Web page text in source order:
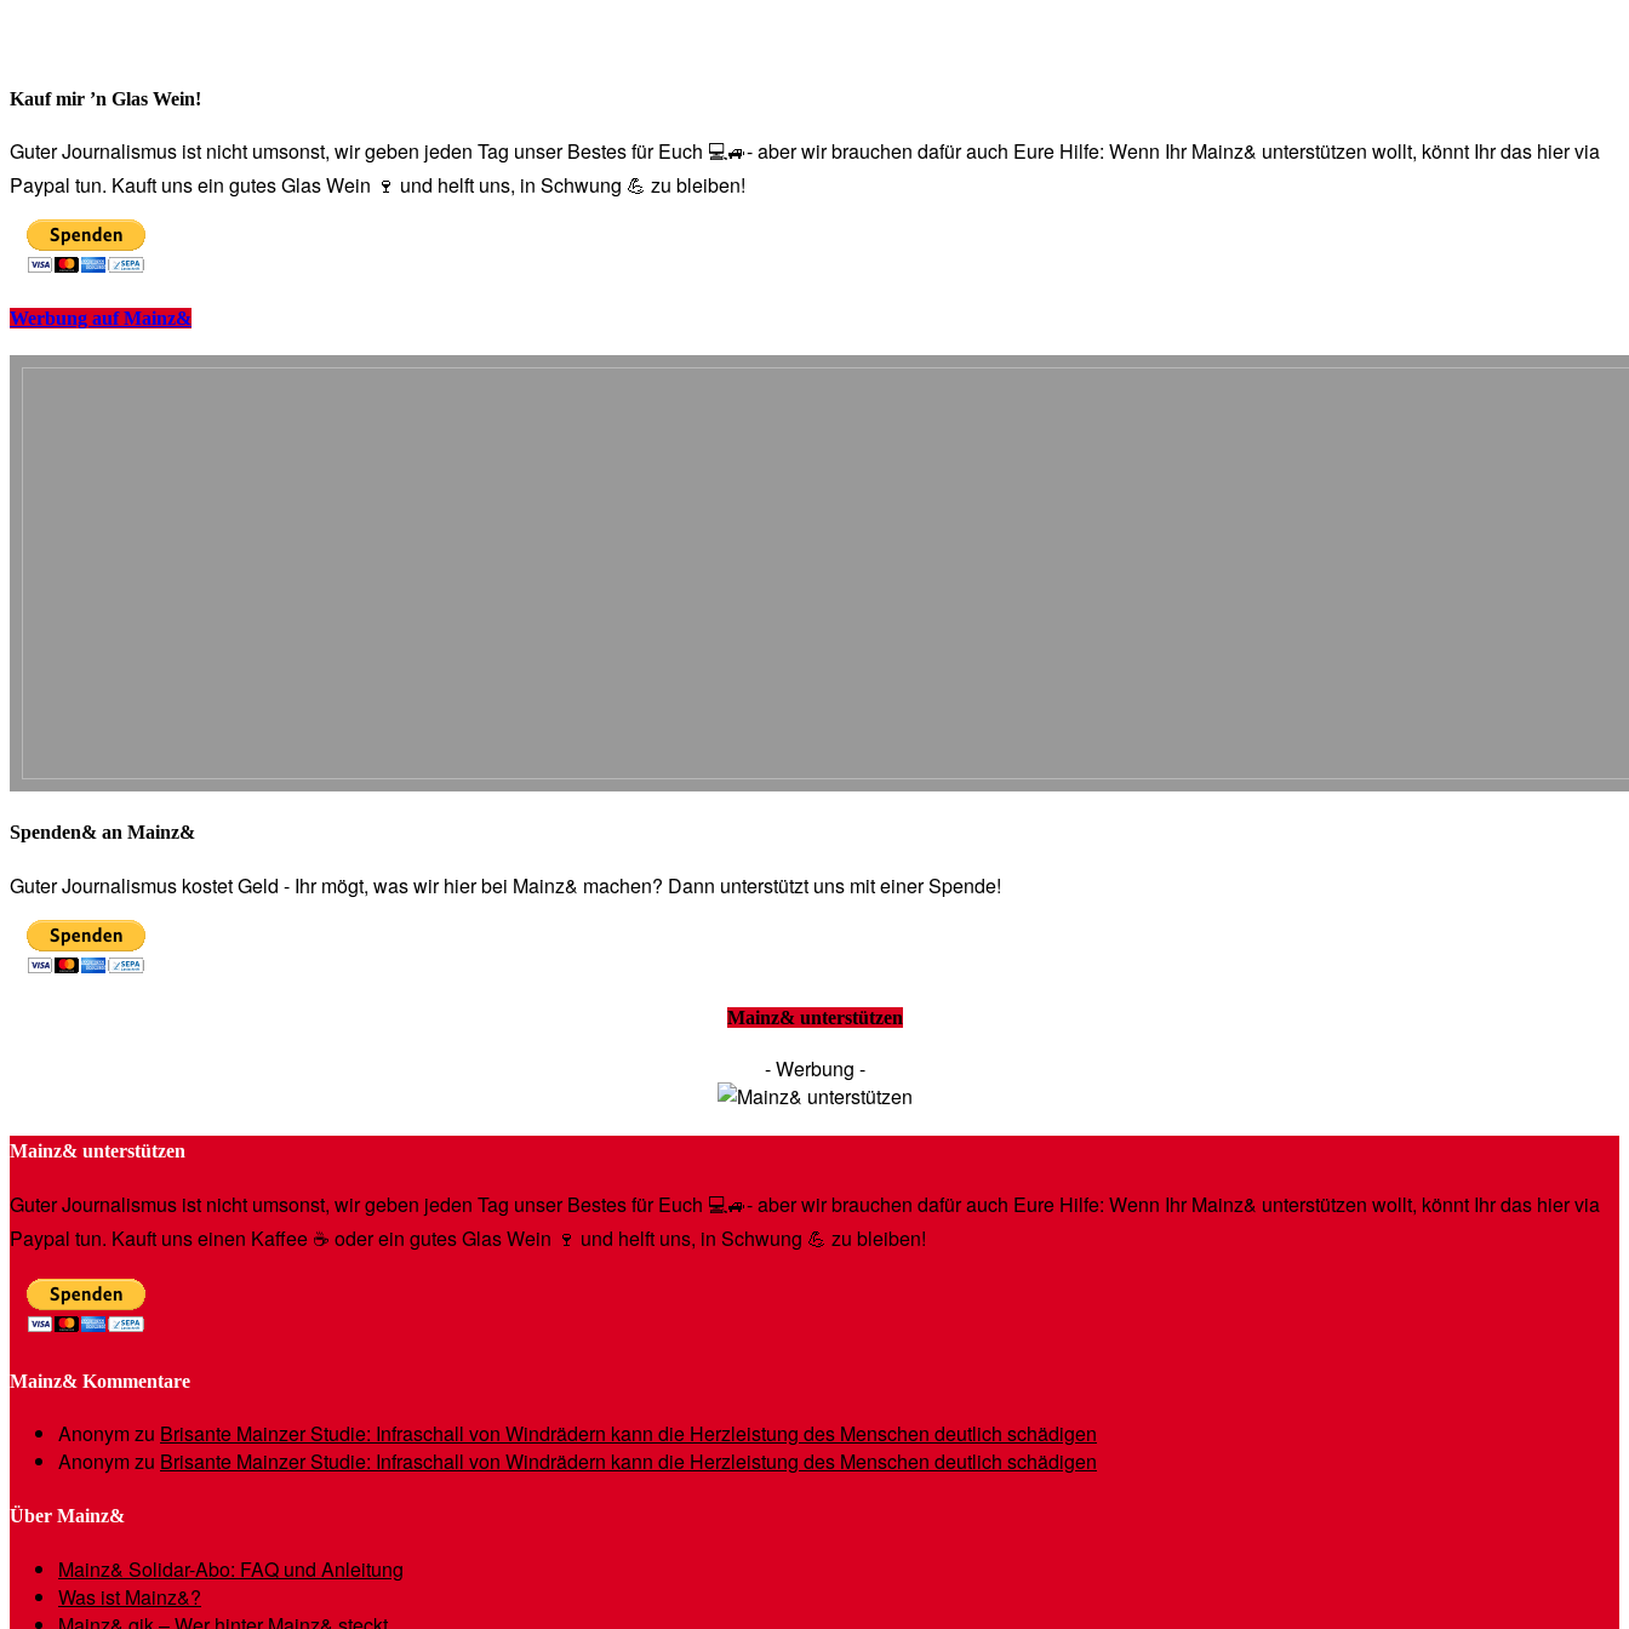
Kauf mir ’n Glas Wein!
Guter Journalismus ist nicht umsonst, wir geben jeden Tag unser Bestes für Euch 💻🚙- aber wir brauchen dafür auch Eure Hilfe: Wenn Ihr Mainz& unterstützen wollt, könnt Ihr das hier via
Paypal tun. Kauft uns ein gutes Glas Wein 🍷 und helft uns, in Schwung 💪 zu bleiben!
Werbung auf Mainz&
Spenden& an Mainz&
Guter Journalismus kostet Geld - Ihr mögt, was wir hier bei Mainz& machen? Dann unterstützt uns mit einer Spende!
Mainz& unterstützen
- Werbung -
Mainz& unterstützen
Guter Journalismus ist nicht umsonst, wir geben jeden Tag unser Bestes für Euch 💻🚙- aber wir brauchen dafür auch Eure Hilfe: Wenn Ihr Mainz& unterstützen wollt, könnt Ihr das hier via
Paypal tun. Kauft uns einen Kaffee ☕️ oder ein gutes Glas Wein 🍷 und helft uns, in Schwung 💪 zu bleiben!
Mainz& Kommentare
Anonymzu Brisante Mainzer Studie: Infraschall von Windrädern kann die Herzleistung des Menschen deutlich schädigen
Anonymzu Brisante Mainzer Studie: Infraschall von Windrädern kann die Herzleistung des Menschen deutlich schädigen
Über Mainz&
Mainz& Solidar-Abo: FAQ und Anleitung
Was ist Mainz&?